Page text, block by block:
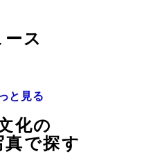
ス
と見る
化の
真で探す